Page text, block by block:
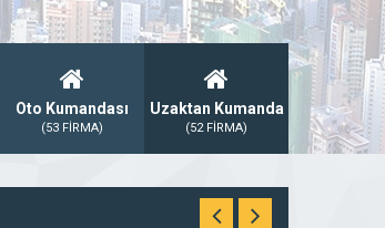
Oto Kumandası
(53 FİRMA)
Uzaktan Kumanda
(52 FİRMA)